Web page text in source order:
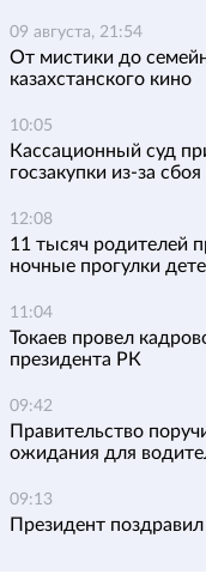
09 августа, 21:54
От мистики до
казахстанского кино
10:05
Кассационный суд
госзакупки из-за
12:08
11 тысяч родителей
ночные прогулки
11:04
Токаев провел
президента РК
09:42
Правительство
ожидания для
09:13
Президент